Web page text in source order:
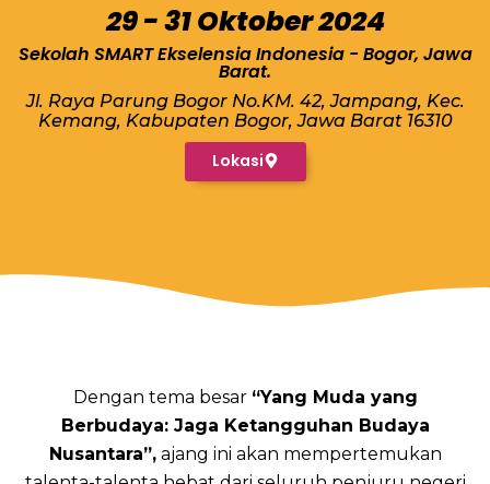
29 - 31 Oktober 2024
Sekolah SMART Ekselensia Indonesia - Bogor, Jawa
Barat.
Jl. Raya Parung Bogor No.KM. 42, Jampang, Kec.
Kemang, Kabupaten Bogor, Jawa Barat 16310
Lokasi
Dengan tema besar “Yang Muda yang
Berbudaya: Jaga Ketangguhan Budaya
Nusantara”,ajang ini akan mempertemukan